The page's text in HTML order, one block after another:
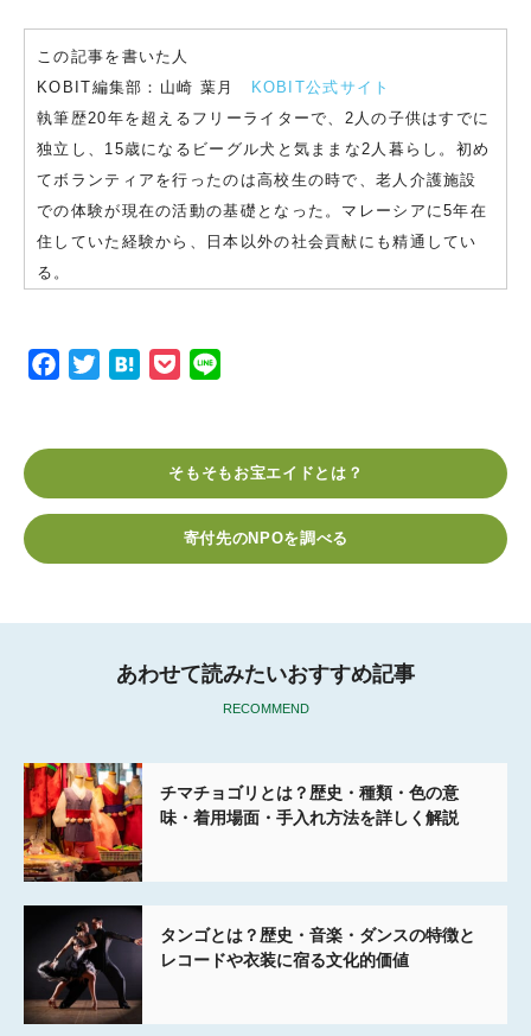
この記事を書いた人
KOBIT編集部：山崎 葉月
KOBIT公式サイト
執筆歴20年を超えるフリーライターで、2人の子供はすでに
独立し、15歳になるビーグル犬と気ままな2人暮らし。初め
てボランティアを行ったのは高校生の時で、老人介護施設
での体験が現在の活動の基礎となった。マレーシアに5年在
住していた経験から、日本以外の社会貢献にも精通してい
る。
o
e
a
t
そもそもお宝エイドとは？
寄付先のNPOを調べる
あわせて読みたいおすすめ記事
RECOMMEND
チマチョゴリとは？歴史・種類・色の意
味・着用場面・手入れ方法を詳しく解説
タンゴとは？歴史・音楽・ダンスの特徴と
レコードや衣装に宿る文化的価値